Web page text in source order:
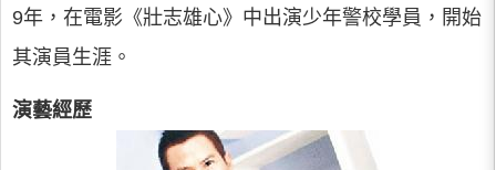
9年，在電影《壯志雄心》中出演少年警校學員，開始
其演員生涯。
演藝經歷